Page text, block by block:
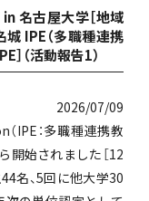
名古屋大学［地域
IPE（多職種連携
（活動報告1）
2026/07/09
IPE：多職種連携教
開始されました［12
名、5回に他大学30